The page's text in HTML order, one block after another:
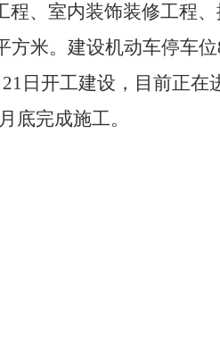
、室内装饰装修工程
方米。建设机动车停车
日开工建设，目前正
底完成施工。